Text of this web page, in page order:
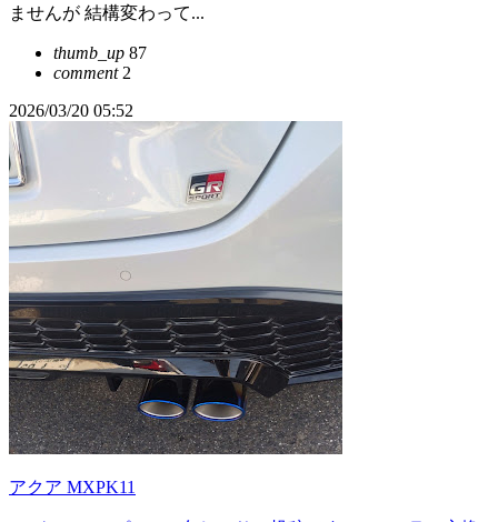
ませんが 結構変わって...
thumb_up 87
comment2
2026/03/20 05:52
アクア MXPK11